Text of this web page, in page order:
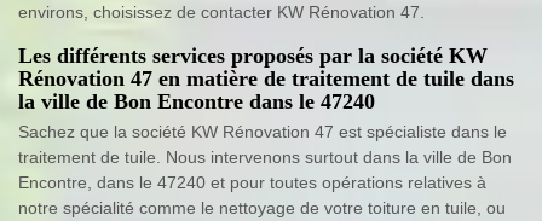
environs, choisissez de contacter KW Rénovation 47.
Les différents services proposés par la société KW
Rénovation 47 en matière de traitement de tuile dans
la ville de Bon Encontre dans le 47240
Sachez que la société KW Rénovation 47 est spécialiste dans le
traitement de tuile. Nous intervenons surtout dans la ville de Bon
Encontre, dans le 47240 et pour toutes opérations relatives à
notre spécialité comme le nettoyage de votre toiture en tuile, ou